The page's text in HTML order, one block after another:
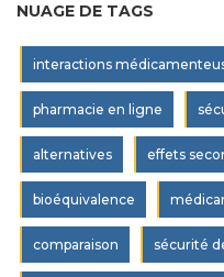
NUAGE DE TAGS
interactions
pharmacie en ligne
alternatives effets
bioéquivalence
comparaison sécurité